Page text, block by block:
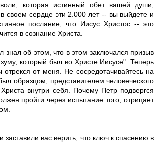
которая истинный обет вашей души,
своем сердце эти 2.000 лет -- вы выйдете и
послание, что Иисус Христос -- это
в сознание Христа.
об этом, что в этом заключался призыв
который был во Христе Иисусе". Теперь
от меня. Не сосредотачивайтесь на
образцом, представителем человеческого
внутри себя. Почему Петр подвергся
пройти через испытание того, отрицает
вас верить, что ключ к спасению в